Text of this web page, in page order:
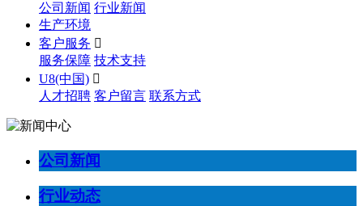
公司新闻 行业新闻
生产环境
客户服务 
服务保障 技术支持
U8(中国) 
人才招聘 客户留言 联系方式
公司新闻
行业动态